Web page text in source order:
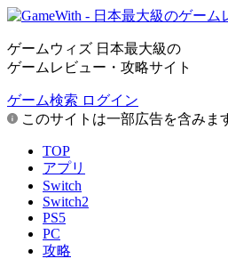
ゲームウィズ 日本最大級の
ゲームレビュー・攻略サイト
ゲーム検索 ログイン
このサイトは一部広告を含みま
TOP
アプリ
Switch
Switch2
PS5
PC
攻略